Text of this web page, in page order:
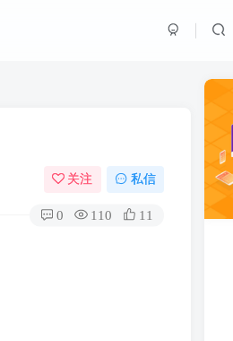
关注 私信
0 110 11